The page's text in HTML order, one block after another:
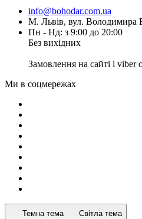
info@bohodar.com.ua
М. Львів, вул. Володимира
Пн - Нд: з 9:00 до 20:00
Без вихідних
Замовлення на сайті і viber
Ми в соцмережах
Темна тема Світла тема